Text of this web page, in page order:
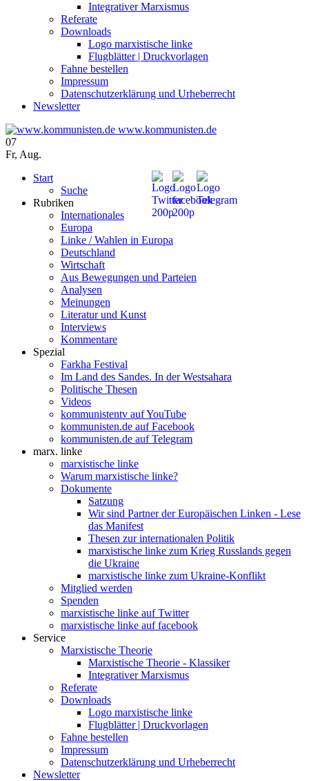
Integrativer Marxismus
Referate
Downloads
Logo marxistische linke
Flugblätter | Druckvorlagen
Fahne bestellen
Impressum
Datenschutzerklärung und Urheberrecht
Newsletter
www.kommunisten.de
07
Fr, Aug.
Start
Suche
Rubriken
Internationales
Europa
Linke / Wahlen in Europa
Deutschland
Wirtschaft
Aus Bewegungen und Parteien
Analysen
Meinungen
Literatur und Kunst
Interviews
Kommentare
Spezial
Farkha Festival
Im Land des Sandes. In der Westsahara
Politische Thesen
Videos
kommunistentv auf YouTube
kommunisten.de auf Facebook
kommunisten.de auf Telegram
marx. linke
marxistische linke
Warum marxistische linke?
Dokumente
Satzung
Wir sind Partner der Europäischen Linken - Lese
das Manifest
Thesen zur internationalen Politik
marxistische linke zum Krieg Russlands gegen
die Ukraine
marxistische linke zum Ukraine-Konflikt
Mitglied werden
Spenden
marxistische linke auf Twitter
marxistische linke auf facebook
Service
Marxistische Theorie
Marxistische Theorie - Klassiker
Integrativer Marxismus
Referate
Downloads
Logo marxistische linke
Flugblätter | Druckvorlagen
Fahne bestellen
Impressum
Datenschutzerklärung und Urheberrecht
Newsletter